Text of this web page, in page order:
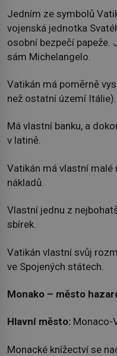
Jedním ze symbolů
vojenská jednotka
osobní bezpečí papeže.
sám Michelangelo.
Vatikán má poměrně
než ostatní území Itálie).
Má vlastní banku, a
v latině.
Vatikán má vlastní malé
nákladů.
Vlastní jednu z
sbírek.
Vatikán vlastní svůj
ve Spojených státech.
Monako – město
Hlavní město: Monaco-
Monacké knížectví se